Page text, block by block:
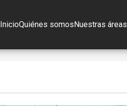
InicioQuiénes somosNuestras áreas